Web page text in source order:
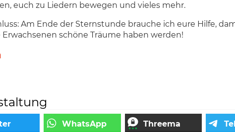
euch zu Liedern bewegen und vieles mehr.
Am Ende der Sternstunde brauche ich eure Hilfe,
schöne Träume haben werden!